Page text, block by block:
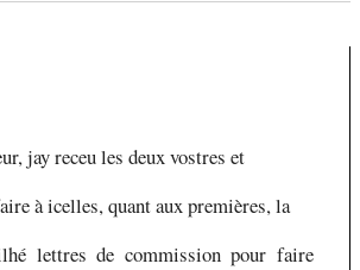
jay receu les deux vostres et
à icelles, quant aux premières, la
lettres de commission pour faire